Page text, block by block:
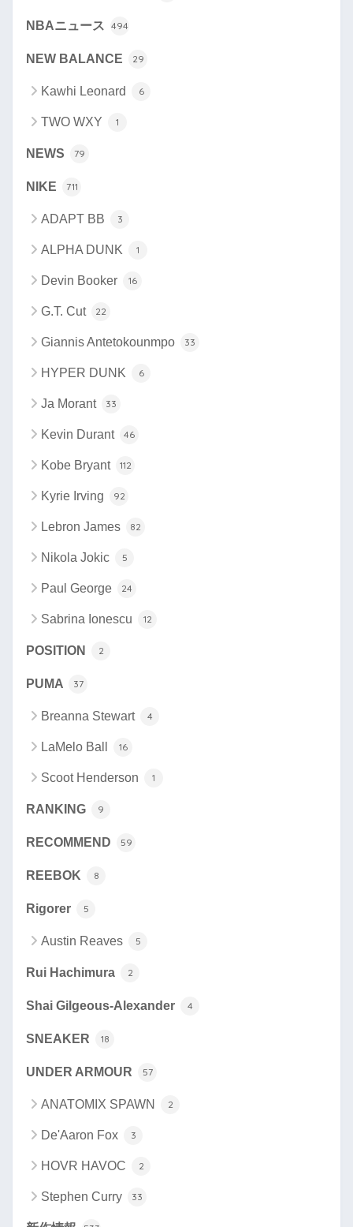
NBAニュース 494
NEW BALANCE 29
Kawhi Leonard 6
TWO WXY 1
NEWS 79
NIKE 711
ADAPT BB 3
ALPHA DUNK 1
Devin Booker 16
G.T. Cut 22
Giannis Antetokounmpo 33
HYPER DUNK 6
Ja Morant 33
Kevin Durant 46
Kobe Bryant 112
Kyrie Irving 92
Lebron James 82
Nikola Jokic 5
Paul George 24
Sabrina Ionescu 12
POSITION 2
PUMA 37
Breanna Stewart 4
LaMelo Ball 16
Scoot Henderson 1
RANKING 9
RECOMMEND 59
REEBOK 8
Rigorer 5
Austin Reaves 5
Rui Hachimura 2
Shai Gilgeous-Alexander 4
SNEAKER 18
UNDER ARMOUR 57
ANATOMIX SPAWN 2
De'Aaron Fox 3
HOVR HAVOC 2
Stephen Curry 33